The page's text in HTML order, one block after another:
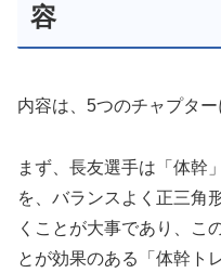
容
内容は、5つのチャプター
まず、長友選手は「体幹
を、バランスよく正三角
くことが大事であり、こ
とが効果のある「体幹ト